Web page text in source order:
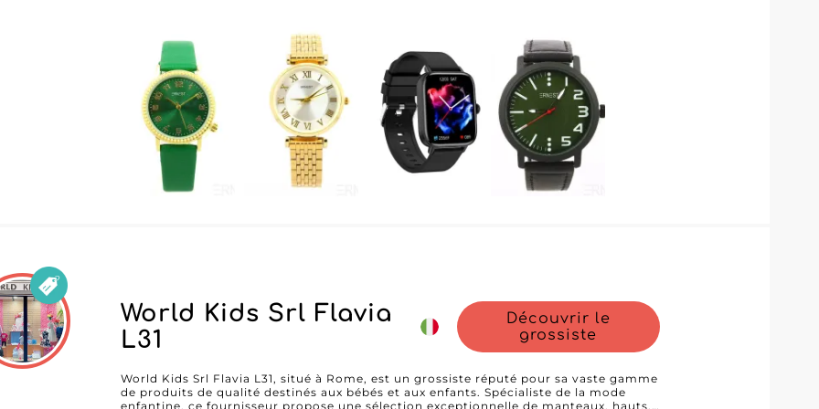
témoigne de l'engagement d'ERNEST à répondre aux besoins variés de sa clientèle.
En choisissant ERNEST, vous bénéficiez également du service exceptionnel d'une
plateforme B2B moderne et efficace, grâce notamment à l'utilisation de MicroStore.
Cette technologie facilite l'accès à un catalogue riche et à jour, simplifiant vos
démarches et vous permettant de gérer vos commandes avec une grande efficacité.
Travailler avec ERNEST, c'est aussi s'assurer d'une relation de confiance. La
réputation du grossiste repose sur des partenariats durables et un service client
attentif, garantissant ainsi aux revendeurs une tranquillité d'esprit précieuse dans le
monde compétitif de la mode actuelle. Avec ERNEST, boostez votre chiffre d'affaires
tout en offrant des produits qui captivent et fidélisent votre clientèle.
World Kids Srl Flavia
L31
Découvrir le
grossiste
World Kids Srl Flavia L31, situé à Rome, est un grossiste réputé pour sa vaste gamme
de produits de qualité destinés aux bébés et aux enfants. Spécialiste de la mode
enfantine, ce fournisseur propose une sélection exceptionnelle de manteaux, hauts,